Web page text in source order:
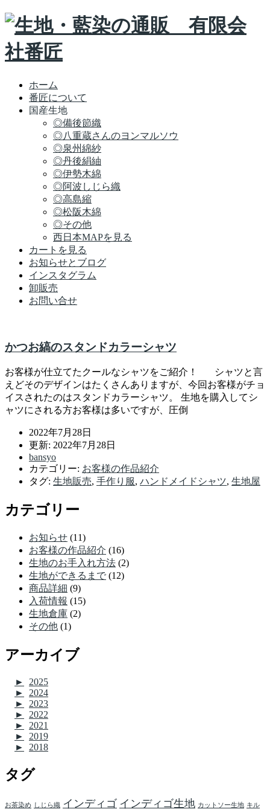
ホーム
番匠について
国産生地
◎備後節織
◎八重蔵さんのヨンマルソウ
◎泉州綿紗
◎丹後絹紬
◎伊勢木綿
◎阿波しじら織
◎高島縮
◎松阪木綿
◎その他
西日本MAPを見る
カートを見る
お知らせとブログ
インスタグラム
卸販売
お問い合せ
かつお縞のスタンドカラーシャツ
お客様が仕立てたクールなシャツをご紹介！ シャツと言
えどそのデザインはたくさんありますが、今回お客様がチョ
イスされたのはスタンドカラーシャツ。 生地を購入してシ
ャツにされる方お客様は多いですが、圧倒
2022年7月28日
更新: 2022年7月28日
bansyo
カテゴリー: お客様の作品紹介
タグ: 生地販売, 手作り服, ハンドメイドシャツ, 生地屋
カテゴリー
お知らせ (11)
お客様の作品紹介 (16)
生地のお手入れ方法 (2)
生地ができるまで (12)
商品詳細 (9)
入荷情報 (15)
生地倉庫 (2)
その他 (1)
アーカイブ
►
2025
►
2024
►
2023
►
2022
►
2021
►
2019
►
2018
タグ
お茶染め しじら織 インディゴ インディゴ生地 カットソー生地 キル